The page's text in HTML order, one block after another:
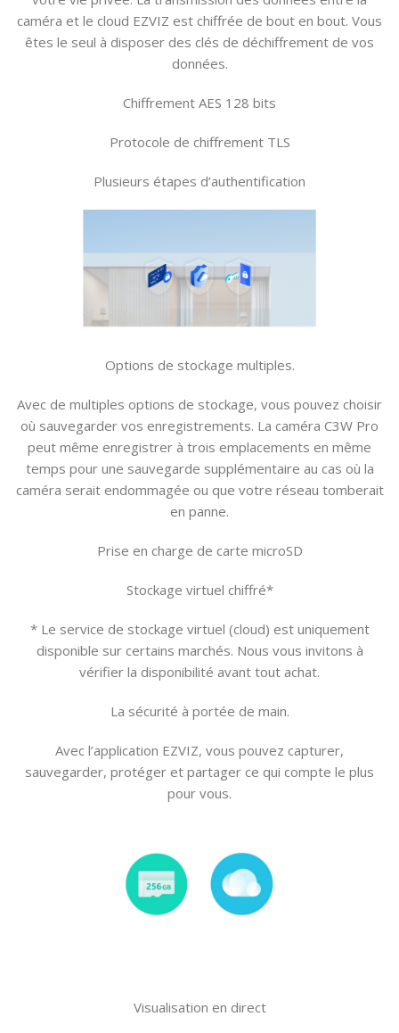
caméra et le cloud EZVIZ est chiffrée de bout en bout. Vous
êtes le seul à disposer des clés de déchiffrement de vos
données.
Chiffrement AES 128 bits
Protocole de chiffrement TLS
Plusieurs étapes d’authentification
Options de stockage multiples.
Avec de multiples options de stockage, vous pouvez choisir
où sauvegarder vos enregistrements. La caméra C3W Pro
peut même enregistrer à trois emplacements en même
temps pour une sauvegarde supplémentaire au cas où la
caméra serait endommagée ou que votre réseau tomberait
en panne.
Prise en charge de carte microSD
Stockage virtuel chiffré*
* Le service de stockage virtuel (cloud) est uniquement
disponible sur certains marchés. Nous vous invitons à
vérifier la disponibilité avant tout achat.
La sécurité à portée de main.
Avec l’application EZVIZ, vous pouvez capturer,
sauvegarder, protéger et partager ce qui compte le plus
pour vous.
Visualisation en direct